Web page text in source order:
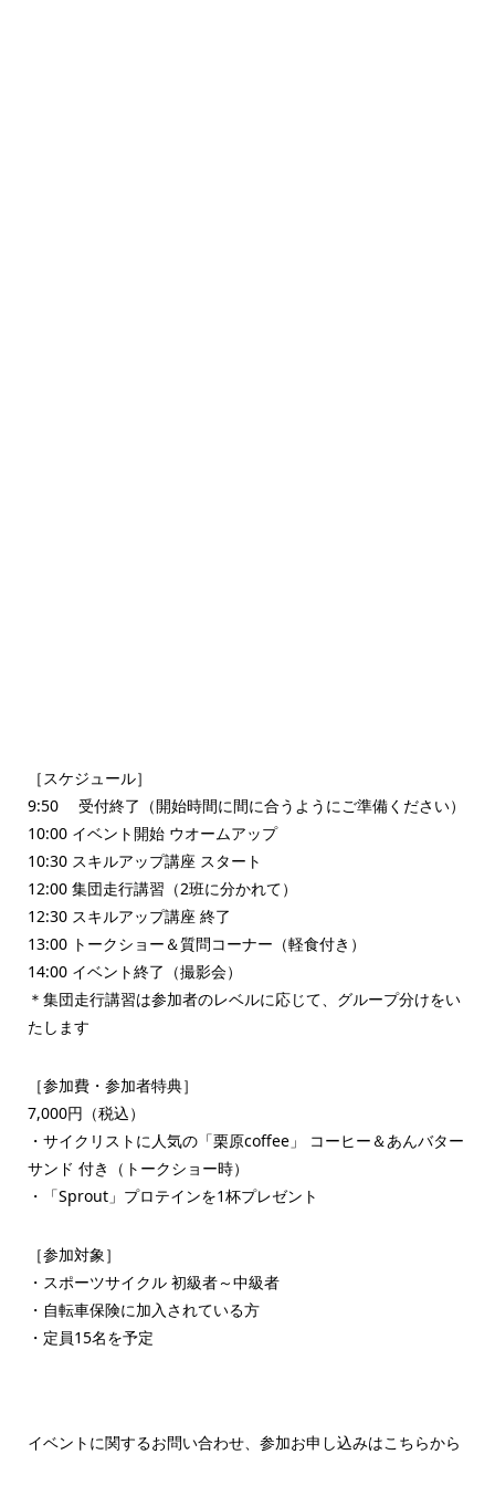
［スケジュール］
9:50 受付終了（開始時間に間に合うようにご準備ください）
10:00 イベント開始 ウオームアップ
10:30 スキルアップ講座 スタート
12:00 集団走行講習（2班に分かれて）
12:30 スキルアップ講座 終了
13:00 トークショー＆質問コーナー（軽食付き）
14:00 イベント終了（撮影会）
＊集団走行講習は参加者のレベルに応じて、グループ分けをい
たします
［参加費・参加者特典］
7,000円（税込）
・サイクリストに人気の「栗原coffee」 コーヒー＆あんバター
サンド 付き（トークショー時）
・「Sprout」プロテインを1杯プレゼント
［参加対象］
・スポーツサイクル 初級者～中級者
・自転車保険に加入されている方
・定員15名を予定
イベントに関するお問い合わせ、参加お申し込みはこちらから